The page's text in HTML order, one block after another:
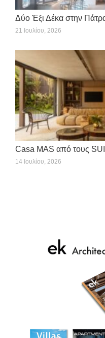
Δύο Έξι Δέκα στην
21 Ιουλίου, 2026
Casa MAS από τους
14 Ιουλίου, 2026